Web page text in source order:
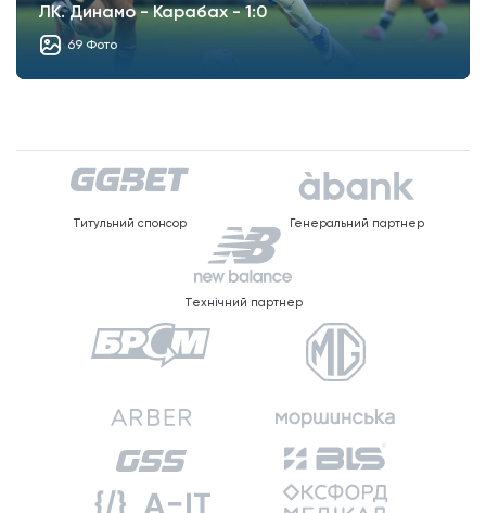
ЛК. Динамо - Карабах - 1:0
69 Фото
Титульний спонсор Генеральний партнер
Технічний партнер